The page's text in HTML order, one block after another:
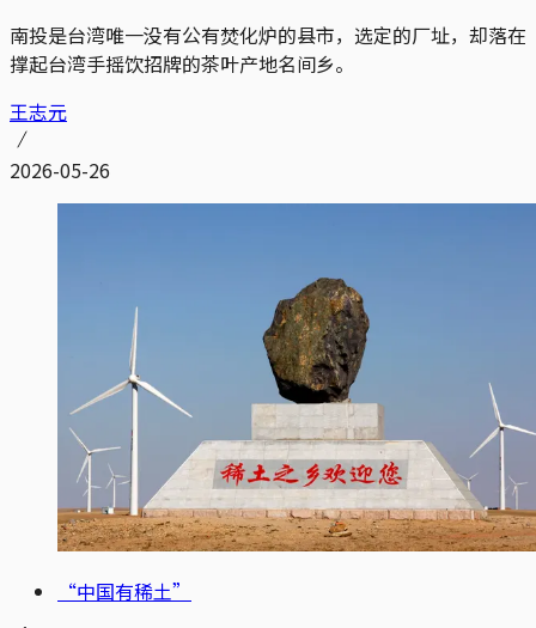
南投是台湾唯一没有公有焚化炉的县市，选定的厂址，却落在
撑起台湾手摇饮招牌的茶叶产地名间乡。
王志元
2026-05-26
“中国有稀土”